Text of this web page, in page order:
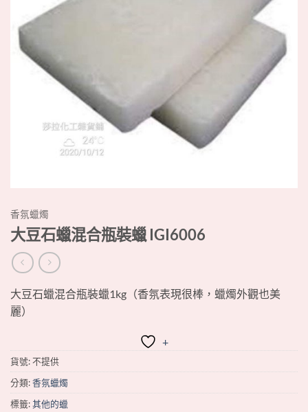
香氛蠟燭
大豆石蠟混合瓶裝蠟 IGI6006
大豆石蠟混合瓶裝蠟1kg（香氛表現很棒，蠟燭外觀也美
麗）
+
貨號:不提供
分類:香氛蠟燭
標籤:其他的蠟